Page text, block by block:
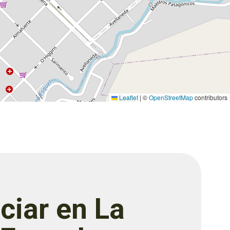
Leaflet | ©OpenStreetMapcontributors
en La